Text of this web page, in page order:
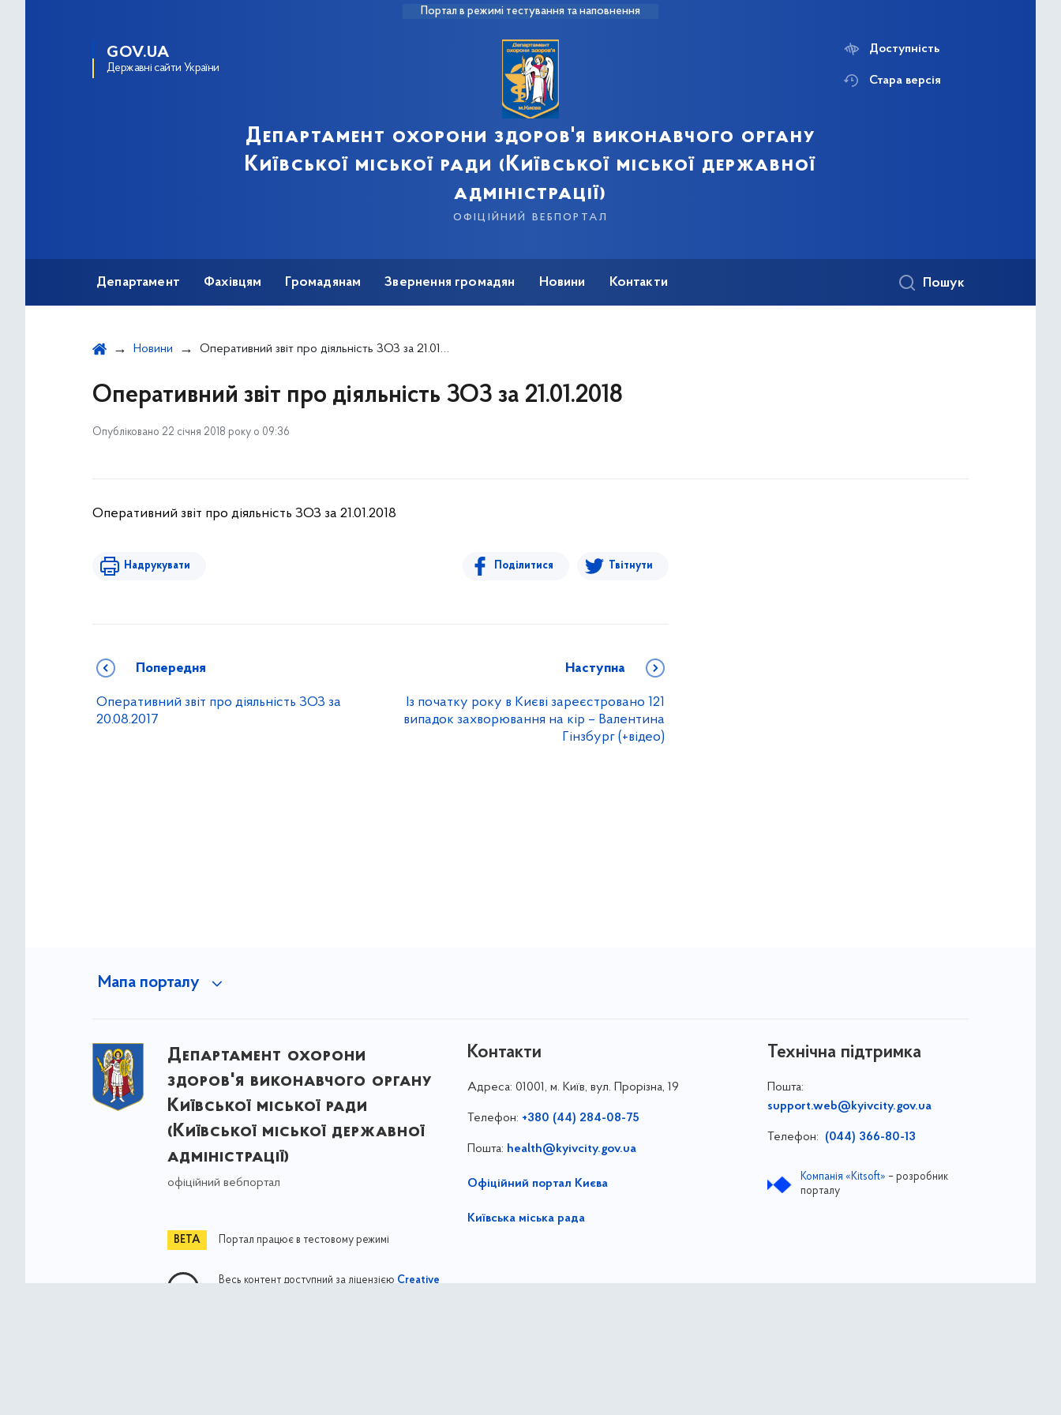
Портал в режимі тестування та наповнення
GOV.UA
Державні сайти України
Департамент охорони здоров'я виконавчого органу
Київської міської ради (Київської міської державної
адміністрації)
офіційний вебпортал
Доступність
Стара версія
Департамент Фахівцям Громадянам Звернення громадян Новини Контакти Пошук
Новини Оперативний звіт про діяльність ЗОЗ за 21.01.2018
Оперативний звіт про діяльність ЗОЗ за 21.01.2018
Опубліковано 22 січня 2018 року о 09:36
Оперативний звіт про діяльність ЗОЗ за 21.01.2018
Надрукувати Поділитися Твітнути
Попередня
Оперативний звіт про діяльність ЗОЗ за
20.08.2017
Наступна
Із початку року в Києві зареєстровано 121
випадок захворювання на кір – Валентина
Гінзбург (+відео)
Мапа порталу
Департамент охорони
здоров'я виконавчого органу
Київської міської ради
(Київської міської державної
адміністрації)
офіційний вебпортал
Портал працює в тестовому режимі
Весь контент доступний за ліцензією Creative
Контакти
Адреса: 01001, м. Київ, вул. Прорізна, 19
Телефон: +380 (44) 284-08-75
Пошта: health@kyivcity.gov.ua
Офіційний портал Києва
Київська міська рада
Технічна підтримка
Пошта:
support.web@kyivcity.gov.ua
Телефон: (044) 366-80-13
Компанія «Kitsoft» – розробник
порталу